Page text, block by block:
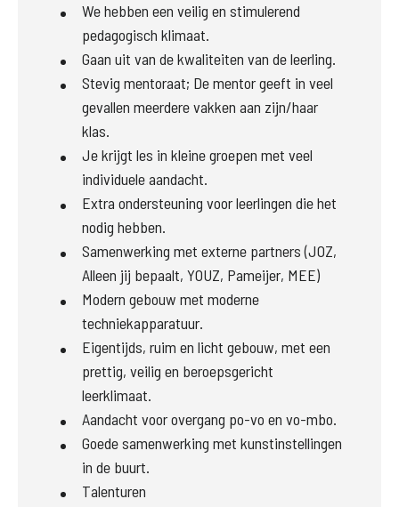
We hebben een veilig en stimulerend
pedagogisch klimaat.
Gaan uit van de kwaliteiten van de leerling.
Stevig mentoraat; De mentor geeft in veel
gevallen meerdere vakken aan zijn/haar
klas.
Je krijgt les in kleine groepen met veel
individuele aandacht.
Extra ondersteuning voor leerlingen die het
nodig hebben.
Samenwerking met externe partners (JOZ,
Alleen jij bepaalt, YOUZ, Pameijer, MEE)
Modern gebouw met moderne
techniekapparatuur.
Eigentijds, ruim en licht gebouw, met een
prettig, veilig en beroepsgericht
leerklimaat.
Aandacht voor overgang po-vo en vo-mbo.
Goede samenwerking met kunstinstellingen
in de buurt.
Talenturen